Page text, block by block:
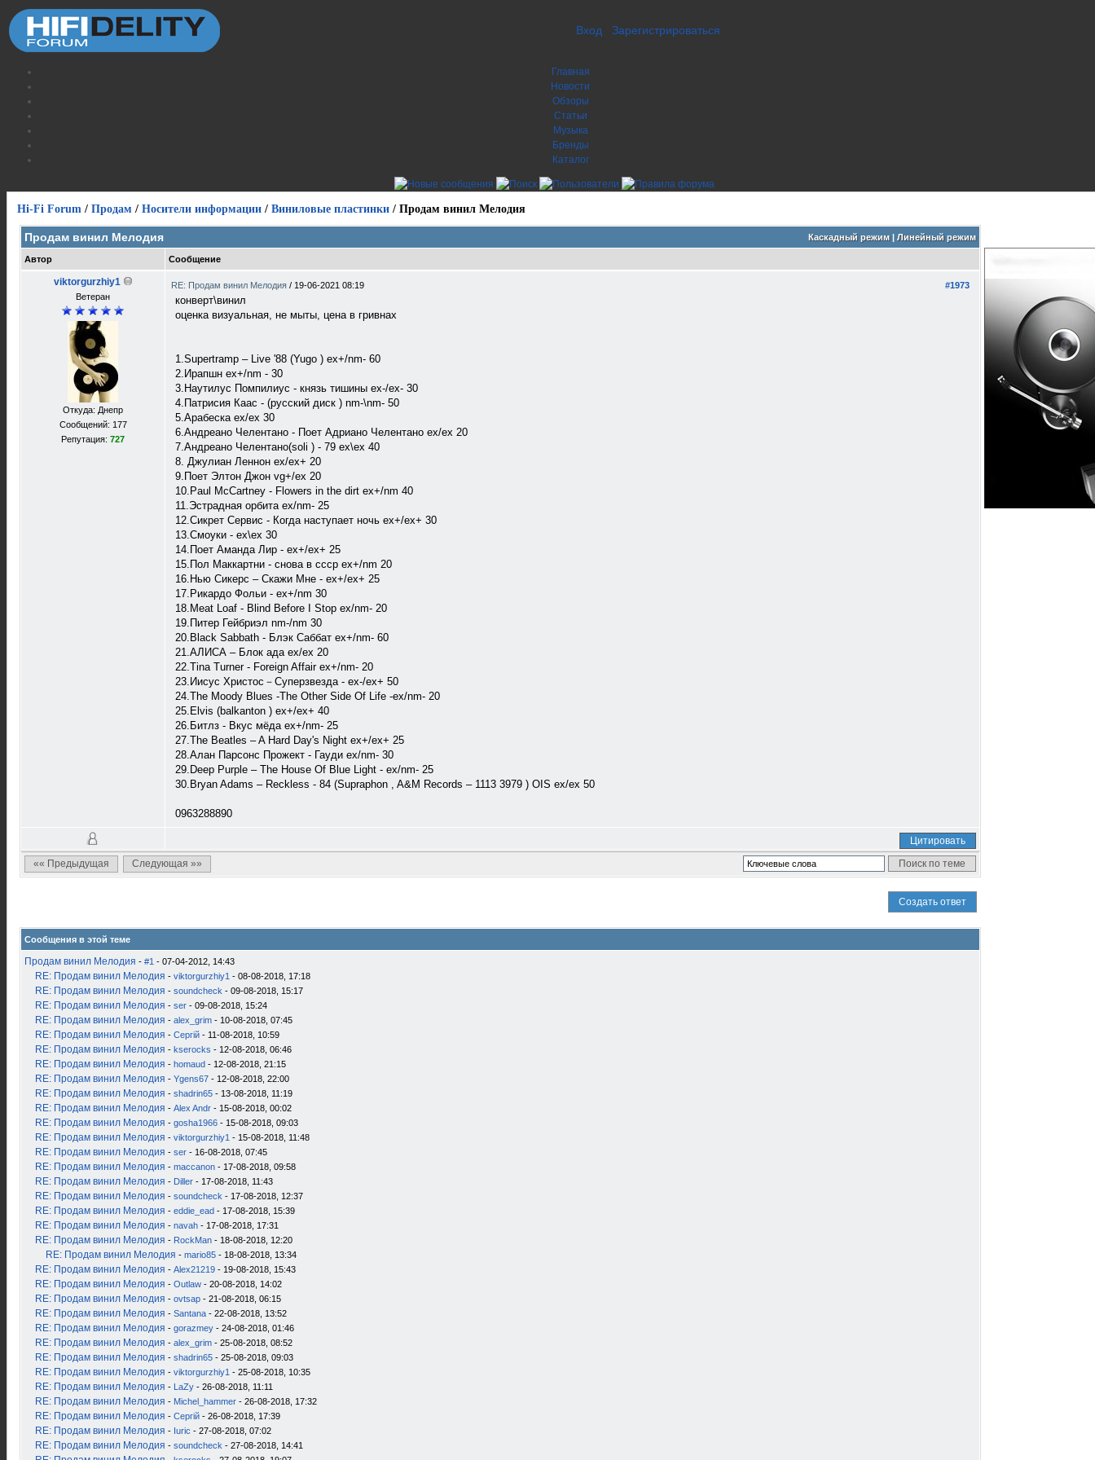
Вход Зарегистрироваться
Главная
Новости
Обзоры
Статьи
Музыка
Бренды
Каталог
Hi-Fi Forum / Продам / Носители информации / Виниловые пластинки / Продам винил Мелодия
Каскадный режим| Линейный режим
Продам винил Мелодия
Автор Сообщение
viktorgurzhiy1
Ветеран
Откуда: Днепр
Сообщений: 177
Репутация: 727
#1973
RE: Продам винил Мелодия / 19-06-2021 08:19
конверт\винил
оценка визуальная, не мыты, цена в гривнах
1.Supertramp ‎– Live '88 (Yugo ) ex+/nm- 60
2.Ирапшн ex+/nm - 30
3.Наутилус Помпилиус - князь тишины ex-/ex- 30
4.Патрисия Каас - (русский диск ) nm-\nm- 50
5.Арабеска ex/ex 30
6.Андреано Челентано - Поет Адриано Челентано ex/ex 20
7.Андреано Челентано(soli ) - 79 ех\ех 40
8. Джулиан Леннон ex/ex+ 20
9.Поет Элтон Джон vg+/ех 20
10.Paul McCartney - Flowers in the dirt ex+/nm 40
11.Эстрадная орбита ex/nm- 25
12.Сикрет Сервис - Когда наступает ночь ex+/ех+ 30
13.Смоуки - ех\ех 30
14.Поет Аманда Лир - ex+/ех+ 25
15.Пол Маккартни - снова в ссср ex+/nm 20
16.Нью Сикерс – Скажи Мне - ex+/ех+ 25
17.Рикардо Фольи - ex+/nm 30
18.Meat Loaf - Blind Before I Stop ex/nm- 20
19.Питер Гейбриэл nm-/nm 30
20.Black Sabbath - Блэк Саббат ex+/nm- 60
21.АЛИСА – Блок ада ex/ex 20
22.Tina Turner - Foreign Affair ex+/nm- 20
23.Иисус Христос－Суперзвезда - ex-/ех+ 50
24.The Moody Blues -The Other Side Of Life -ex/nm- 20
25.Elvis (balkanton ) ex+/ex+ 40
26.Битлз - Вкус мёда ex+/nm- 25
27.The Beatles ‎– A Hard Day's Night ех+/ех+ 25
28.Алан Парсонс Прожект - Гауди ex/nm- 30
29.Deep Purple ‎– The House Of Blue Light - ex/nm- 25
30.Bryan Adams ‎– Reckless - 84 (Supraphon ‎, A&M Records ‎– 1113 3979 ) OIS ex/ex 50
0963288890
Цитировать
«« Предыдущая
Следующая »»
Создать ответ
Сообщения в этой теме
Продам винил Мелодия - #1 - 07-04-2012, 14:43
RE: Продам винил Мелодия - viktorgurzhiy1 - 08-08-2018, 17:18
RE: Продам винил Мелодия - soundcheck - 09-08-2018, 15:17
RE: Продам винил Мелодия - ser - 09-08-2018, 15:24
RE: Продам винил Мелодия - alex_grim - 10-08-2018, 07:45
RE: Продам винил Мелодия - Сергій - 11-08-2018, 10:59
RE: Продам винил Мелодия - kserocks - 12-08-2018, 06:46
RE: Продам винил Мелодия - homaud - 12-08-2018, 21:15
RE: Продам винил Мелодия - Ygens67 - 12-08-2018, 22:00
RE: Продам винил Мелодия - shadrin65 - 13-08-2018, 11:19
RE: Продам винил Мелодия - Alex Andr - 15-08-2018, 00:02
RE: Продам винил Мелодия - gosha1966 - 15-08-2018, 09:03
RE: Продам винил Мелодия - viktorgurzhiy1 - 15-08-2018, 11:48
RE: Продам винил Мелодия - ser - 16-08-2018, 07:45
RE: Продам винил Мелодия - maccanon - 17-08-2018, 09:58
RE: Продам винил Мелодия - Diller - 17-08-2018, 11:43
RE: Продам винил Мелодия - soundcheck - 17-08-2018, 12:37
RE: Продам винил Мелодия - eddie_ead - 17-08-2018, 15:39
RE: Продам винил Мелодия - navah - 17-08-2018, 17:31
RE: Продам винил Мелодия - RockMan - 18-08-2018, 12:20
RE: Продам винил Мелодия - mario85 - 18-08-2018, 13:34
RE: Продам винил Мелодия - Alex21219 - 19-08-2018, 15:43
RE: Продам винил Мелодия - Outlaw - 20-08-2018, 14:02
RE: Продам винил Мелодия - ovtsap - 21-08-2018, 06:15
RE: Продам винил Мелодия - Santana - 22-08-2018, 13:52
RE: Продам винил Мелодия - gorazmey - 24-08-2018, 01:46
RE: Продам винил Мелодия - alex_grim - 25-08-2018, 08:52
RE: Продам винил Мелодия - shadrin65 - 25-08-2018, 09:03
RE: Продам винил Мелодия - viktorgurzhiy1 - 25-08-2018, 10:35
RE: Продам винил Мелодия - LaZy - 26-08-2018, 11:11
RE: Продам винил Мелодия - Michel_hammer - 26-08-2018, 17:32
RE: Продам винил Мелодия - Сергій - 26-08-2018, 17:39
RE: Продам винил Мелодия - Iuric - 27-08-2018, 07:02
RE: Продам винил Мелодия - soundcheck - 27-08-2018, 14:41